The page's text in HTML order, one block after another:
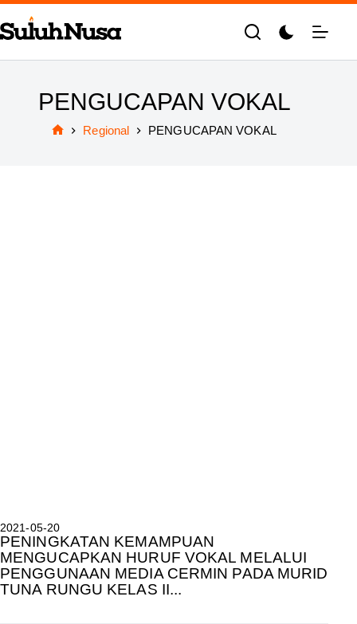
Skip
to
content
PENGUCAPAN VOKAL
Regional PENGUCAPAN VOKAL
2021-05-20
PENINGKATAN KEMAMPUAN
MENGUCAPKAN HURUF VOKAL MELALUI
PENGGUNAAN MEDIA CERMIN PADA MURID
TUNA RUNGU KELAS II...